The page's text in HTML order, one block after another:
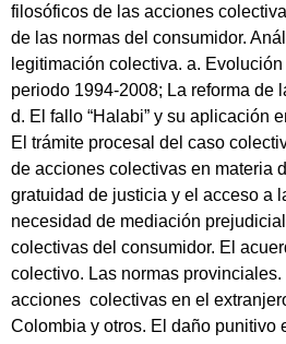
filosóficos de las acciones
de las normas del consumidor.
legitimación colectiva. a. Evolución
periodo 1994-2008; La reforma de
d. El fallo “Halabi” y su aplicación
El trámite procesal del caso
de acciones colectivas en materia
gratuidad de justicia y el acceso a
necesidad de mediación
colectivas del consumidor. El
colectivo. Las normas
acciones colectivas en el
Colombia y otros. El daño punitivo